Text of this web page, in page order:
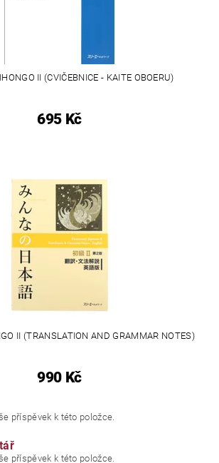
II (CVIČEBNICE - KAITE OBOERU)
695 Kč
II (TRANSLATION AND GRAMMAR NOTES)
990 Kč
příspěvek k této položce.
příspěvek k této položce.